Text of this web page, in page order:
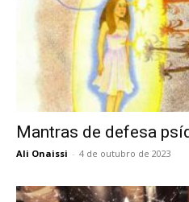
Mantras de defesa
Ali Onaissi - 4 de outubro de 2023